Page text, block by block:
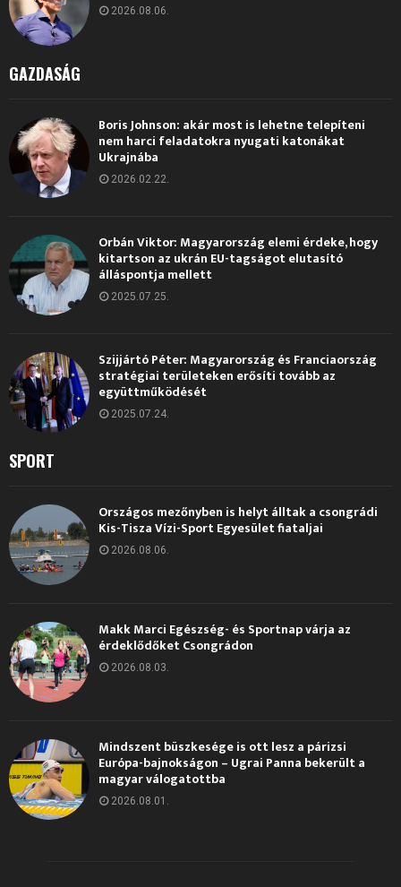
2026.08.06.
GAZDASÁG
Boris Johnson: akár most is lehetne telepíteni
nem harci feladatokra nyugati katonákat
Ukrajnába
2026.02.22.
Orbán Viktor: Magyarország elemi érdeke, hogy
kitartson az ukrán EU-tagságot elutasító
álláspontja mellett
2025.07.25.
Szijjártó Péter: Magyarország és Franciaország
stratégiai területeken erősíti tovább az
együttműködését
2025.07.24.
SPORT
Országos mezőnyben is helyt álltak a csongrádi
Kis-Tisza Vízi-Sport Egyesület fiataljai
2026.08.06.
Makk Marci Egészség- és Sportnap várja az
érdeklődőket Csongrádon
2026.08.03.
Mindszent büszkesége is ott lesz a párizsi
Európa-bajnokságon – Ugrai Panna bekerült a
magyar válogatottba
2026.08.01.